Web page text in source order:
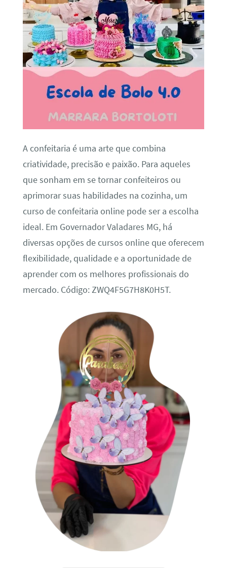
A confeitaria é uma arte que combina
criatividade, precisão e paixão. Para aqueles
que sonham em se tornar confeiteiros ou
aprimorar suas habilidades na cozinha, um
curso de confeitaria online pode ser a escolha
ideal. Em Governador Valadares MG, há
diversas opções de cursos online que oferecem
flexibilidade, qualidade e a oportunidade de
aprender com os melhores profissionais do
mercado. Código: ZWQ4F5G7H8K0H5T.